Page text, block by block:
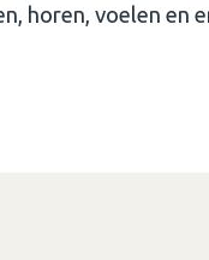
horen, voelen en